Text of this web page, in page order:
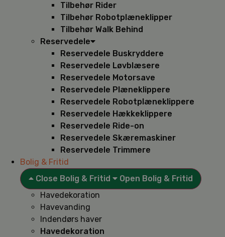
Tilbehør Rider
Tilbehør Robotplæneklipper
Tilbehør Walk Behind
Reservedele
Reservedele Buskryddere
Reservedele Løvblæsere
Reservedele Motorsave
Reservedele Plæneklippere
Reservedele Robotplæneklippere
Reservedele Hækkeklippere
Reservedele Ride-on
Reservedele Skæremaskiner
Reservedele Trimmere
Bolig & Fritid
Close Bolig & Fritid
Open Bolig & Fritid
Havedekoration
Havevanding
Indendørs haver
Havedekoration